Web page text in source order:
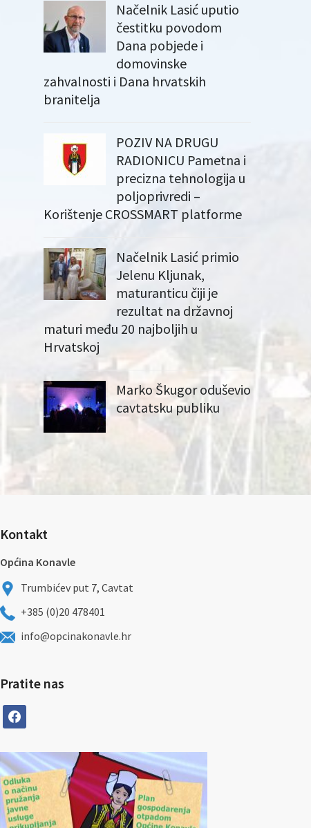
Načelnik Lasić uputio
čestitku povodom
Dana pobjede i
domovinske
zahvalnosti i Dana hrvatskih
branitelja
POZIV NA DRUGU
RADIONICU Pametna i
precizna tehnologija u
poljoprivredi –
Korištenje CROSSMART platforme
Načelnik Lasić primio
Jelenu Kljunak,
maturanticu čiji je
rezultat na državnoj
maturi među 20 najboljih u
Hrvatskoj
Marko Škugor oduševio
cavtatsku publiku
Kontakt
Općina Konavle
Trumbićev put 7, Cavtat
+385 (0)20 478401
info@opcinakonavle.hr
Pratite nas
facebook